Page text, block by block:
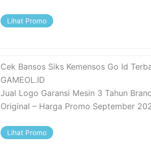
Lihat Promo
Cek Bansos Siks Kemensos Go Id
GAMEOL.ID
Jual Logo Garansi Mesin 3 Tahun
Original – Harga Promo September
Lihat Promo